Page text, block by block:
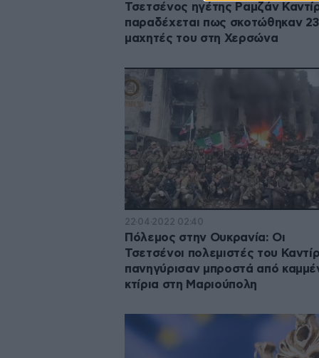
Τσετσένος ηγέτης Ραμζάν
παραδέχεται πως σκοτώθηκαν 23
μαχητές του στη Χερσώνα
22·04·2022 02:40
Πόλεμος στην Ουκρανία: Οι
Τσετσένοι πολεμιστές του
πανηγύρισαν μπροστά από
κτίρια στη Μαριούπολη